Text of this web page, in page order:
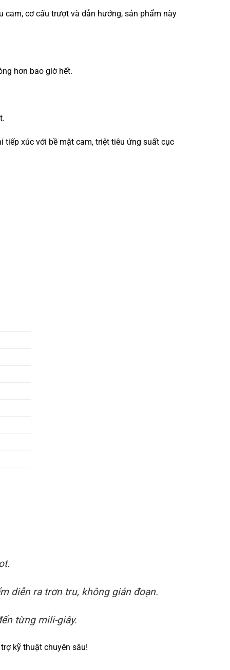
cơ cấu trượt và dẫn hướng, sản phẩm này
hơn bao giờ hết.
xúc với bề mặt cam, triệt tiêu ứng suất cục
diễn ra trơn tru, không gián đoạn.
từng mili-giây.
kỹ thuật chuyên sâu!